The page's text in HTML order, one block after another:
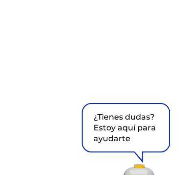
¿Tienes dudas?
Estoy aquí para
ayudarte